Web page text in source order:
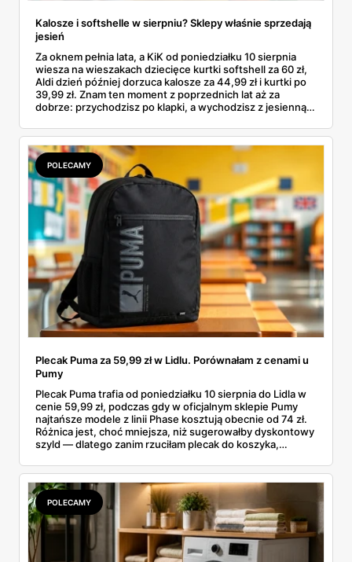
Kalosze i softshelle w sierpniu? Sklepy właśnie sprzedają
jesień
Za oknem pełnia lata, a KiK od poniedziałku 10 sierpnia
wiesza na wieszakach dziecięce kurtki softshell za 60 zł,
Aldi dzień później dorzuca kalosze za 44,99 zł i kurtki po
39,99 zł. Znam ten moment z poprzednich lat aż za
dobrze: przychodzisz po klapki, a wychodzisz z jesienną
pojawi się w gazetkach w przyszłym tygodniu i czy jest
sens kupować jesień, zanim skończą się wakacje.
POLECAMY
Plecak Puma za 59,99 zł w Lidlu. Porównałam z cenami u
Pumy
Plecak Puma trafia od poniedziałku 10 sierpnia do Lidla w
cenie 59,99 zł, podczas gdy w oficjalnym sklepie Pumy
najtańsze modele z linii Phase kosztują obecnie od 74 zł.
Różnica jest, choć mniejsza, niż sugerowałby dyskontowy
szyld — dlatego zanim rzuciłam plecak do koszyka,
rozpiska: co dokładnie sprzedaje Lidl, ile kosztują
odpowiedniki u producenta i komu ten zakup naprawdę
się opłaci.
POLECAMY